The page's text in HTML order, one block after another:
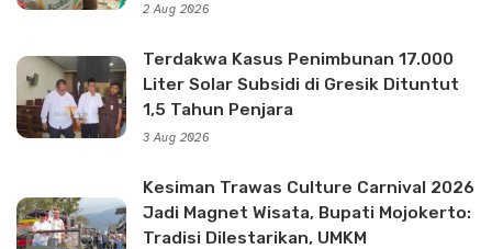
2 Aug 2026
Terdakwa Kasus Penimbunan 17.000
Liter Solar Subsidi di Gresik Dituntut
1,5 Tahun Penjara
3 Aug 2026
Kesiman Trawas Culture Carnival 2026
Jadi Magnet Wisata, Bupati Mojokerto:
Tradisi Dilestarikan, UMKM